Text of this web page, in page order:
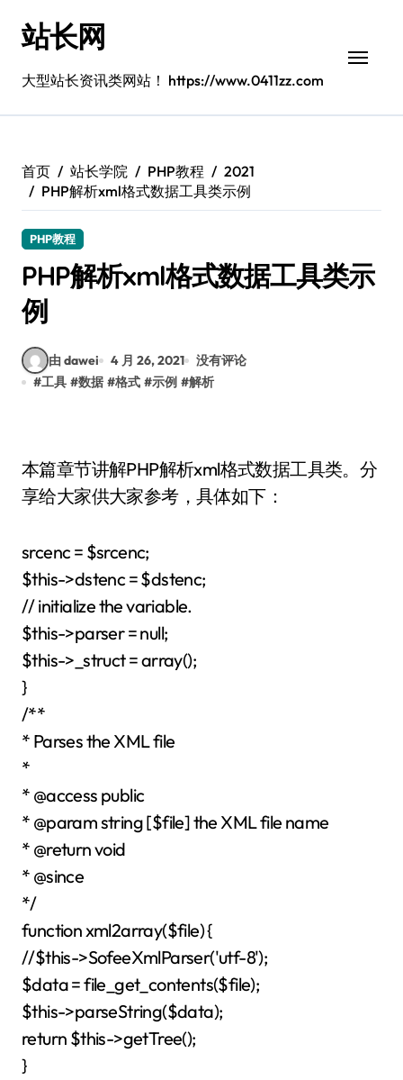
站长网
大型站长资讯类网站！ https://www.0411zz.com
首页 站长学院 PHP教程
2021
PHP解析xml格式数据工具类示例
PHP教程
PHP解析xml格式数据工具类示
例
由 dawei 4 月 26, 2021
没有评论
#工具 #数据 #格式 #示例 #解析
本篇章节讲解PHP解析xml格式数据工具类。分
享给大家供大家参考，具体如下：
srcenc = $srcenc;
$this->dstenc = $dstenc;
// initialize the variable.
$this->parser = null;
$this->_struct = array();
}
/**
* Parses the XML file
*
* @access public
* @param string [$file] the XML file name
* @return void
* @since
*/
function xml2array($file) {
//$this->SofeeXmlParser('utf-8');
$data = file_get_contents($file);
$this->parseString($data);
return $this->getTree();
}